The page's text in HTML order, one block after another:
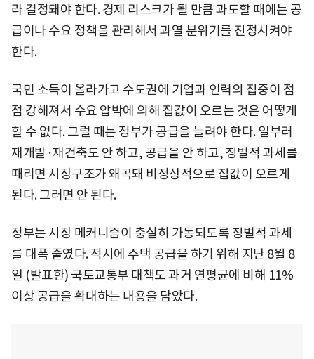
라 결정돼야 한다. 경제 리스크가 될 만큼 과도할 때에는 공
급이나 수요 정책을 관리해서 과열 분위기를 진정시켜야
한다.
국민 소득이 올라가고 수도권에 기업과 인력의 집중이 점
점 강해져서 수요 압박에 의해 집값이 오르는 것은 어떻게
할 수 없다. 그럴 때는 정부가 공급을 늘려야 한다. 일부러
재개발·재건축도 안 하고, 공급을 안 하고, 징벌적 과세를
때리면 시장구조가 왜곡돼 비정상적으로 집값이 오르게
된다. 그러면 안 된다.
정부는 시장 메커니즘이 충실히 가동되도록 징벌적 과세
를 대폭 줄였다. 적시에 주택 공급을 하기 위해 지난 8월 8
일 (발표한) 국토교통부 대책도 과거 연평균에 비해 11%
이상 공급을 확대하는 내용을 담았다.